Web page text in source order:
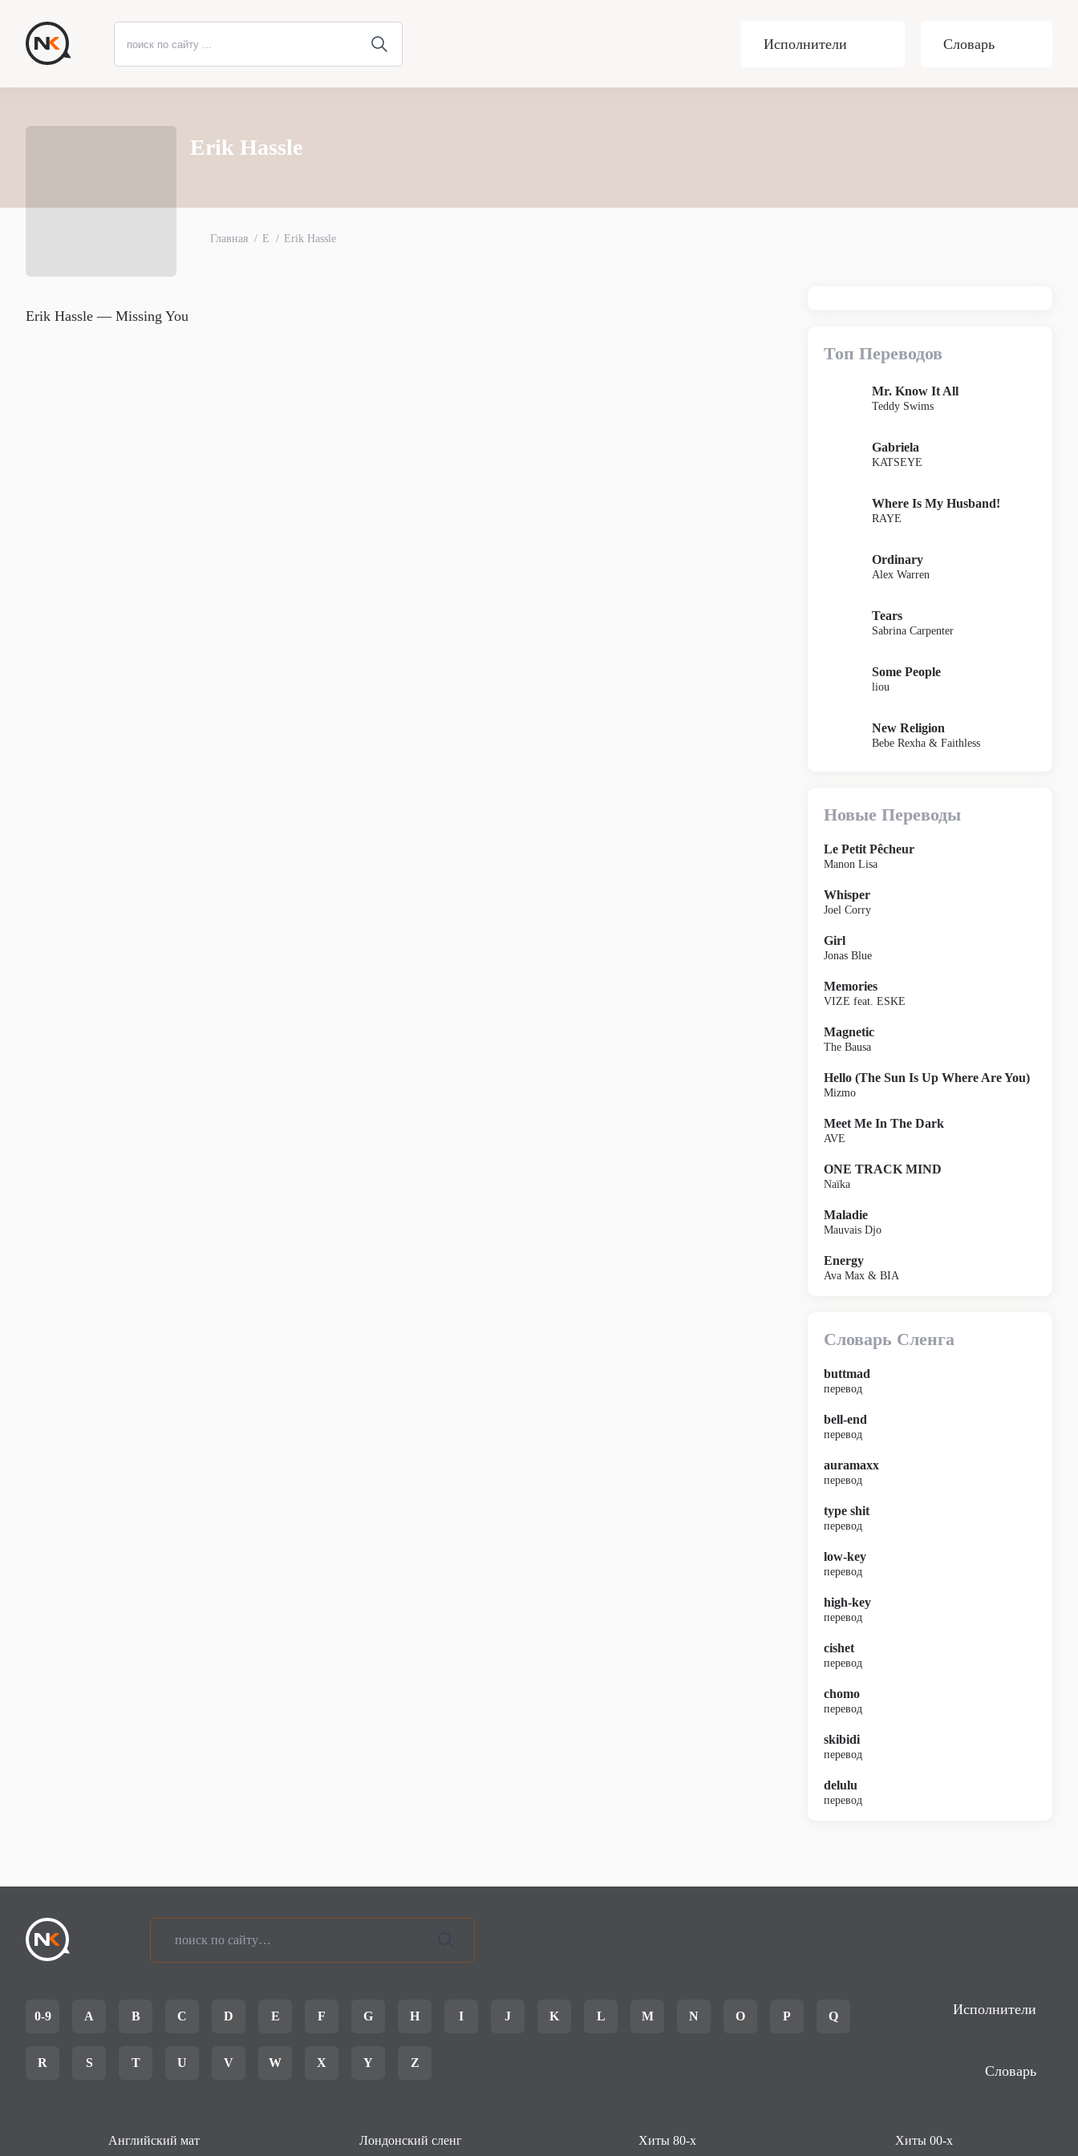
Исполнители Словарь
Erik Hassle
Главная E Erik Hassle
Erik Hassle — Missing You
Топ Переводов
Mr. Know It All
Teddy Swims
Gabriela
KATSEYE
Where Is My Husband!
RAYE
Ordinary
Alex Warren
Tears
Sabrina Carpenter
Some People
liou
New Religion
Bebe Rexha & Faithless
Новые Переводы
Le Petit Pêcheur
Manon Lisa
Whisper
Joel Corry
Girl
Jonas Blue
Memories
VIZE feat. ESKE
Magnetic
The Bausa
Hello (The Sun Is Up Where Are You)
Mizmo
Meet Me In The Dark
AVE
ONE TRACK MIND
Naïka
Maladie
Mauvais Djo
Energy
Ava Max & BIA
Словарь Сленга
buttmad
перевод
bell-end
перевод
auramaxx
перевод
type shit
перевод
low-key
перевод
high-key
перевод
cishet
перевод
chomo
перевод
skibidi
перевод
delulu
перевод
0-9 A B C D E F G H I J K L M N O P Q
R S T U V W X Y Z
Исполнители
Словарь
Английский мат Лондонский сленг Хиты 80-х Хиты 00-х